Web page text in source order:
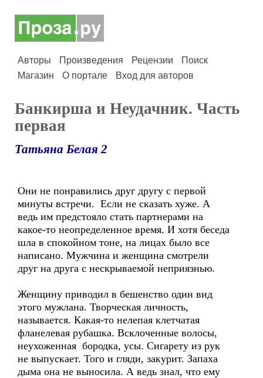
Авторы Произведения Рецензии
Поиск
Магазин
О портале Вход для авторов
Банкирша и Неудачник. Часть
первая
Татьяна Белая 2
Они не понравились друг другу с первой
минуты встречи. Если не сказать хуже. А
ведь им предстояло стать партнерами на
какое-то неопределенное время. И хотя беседа
шла в спокойном тоне, на лицах было все
написано. Мужчина и женщина смотрели
друг на друга с нескрываемой неприязнью.
Женщину приводил в бешенство один вид
этого мужлана. Творческая личность,
называется. Какая-то нелепая клетчатая
фланелевая рубашка. Всклоченные волосы,
неухоженная бородка, усы. Сигарету из рук
не выпускает. Того и гляди, закурит. Запаха
дыма она не выносила. А ведь знал, что ему